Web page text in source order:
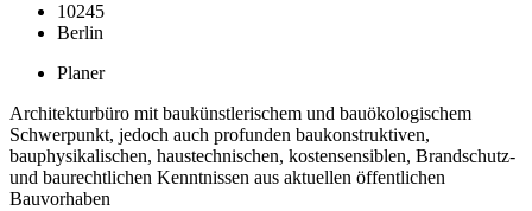
10245
Berlin
Planer
Architekturbüro mit baukünstlerischem und bauökologischem
Schwerpunkt, jedoch auch profunden baukonstruktiven,
bauphysikalischen, haustechnischen, kostensensiblen, Brandschutz-
und baurechtlichen Kenntnissen aus aktuellen öffentlichen
Bauvorhaben